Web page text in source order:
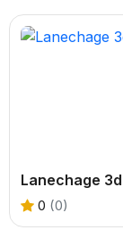
Lanechage
0 (0)